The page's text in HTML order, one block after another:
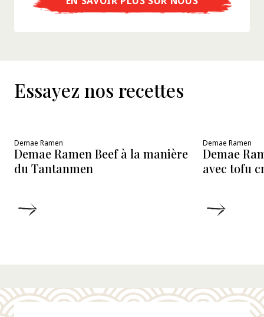
Essayez nos recettes
Demae Ramen
Demae Ramen Beef à la manière
du Tantanmen
Demae Ramen
Demae
avec tofu